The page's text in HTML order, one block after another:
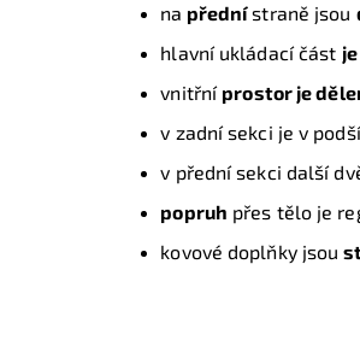
na přednístraně jsou
hlavní ukládací část
vnitřní prostor je
v zadní sekci je v
v přední sekci další
popruh přes tělo je
kovové doplňky jsou